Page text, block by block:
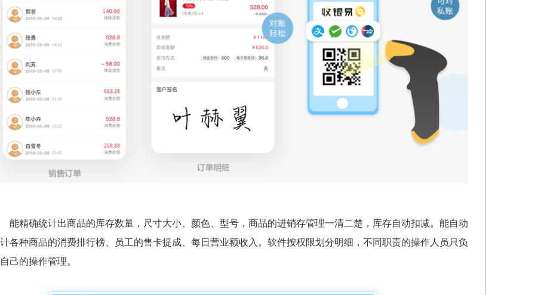
能精确统计出商品的库存数量，尺寸大小、颜色、型号，商品的进销存管理一清二楚，库存自动扣减。能自动
各种商品的消费排行榜、员工的售卡提成、每日营业额收入。软件按权限划分明细，不同职责的操作人员只负
己的操作管理。